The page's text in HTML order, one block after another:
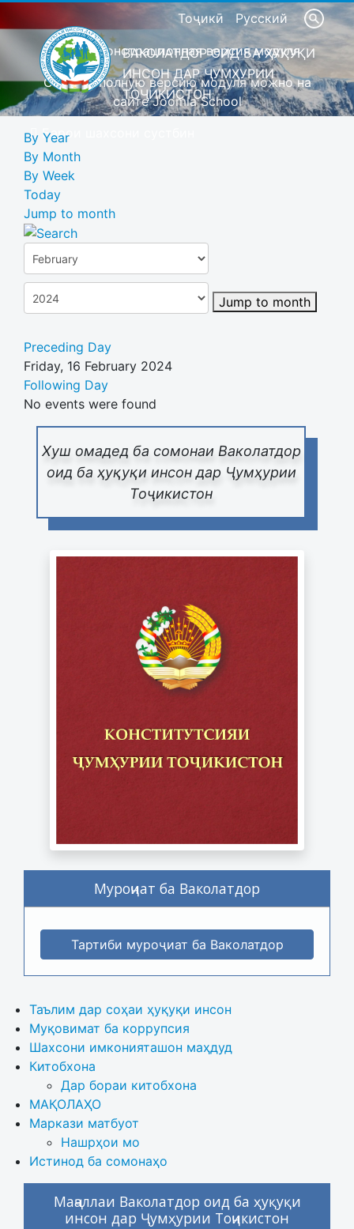
Тоҷикӣ Русский
Это демонстрационная версия модуля
Скачать полную версию модуля можно на
сайте Joomla School
Барои шахсони сустбин
ВАКОЛАТДОР ОИД БА ҲУҚУҚИ
ИНСОН ДАР ҶУМҲУРИИ
ТОҶИКИСТОН
Хуш омадед ба сомонаи Ваколатдор
оид ба ҳуқуқи инсон дар Ҷумҳурии
Тоҷикистон
Муроҷиат ба Ваколатдор
Тартиби муроҷиат ба Ваколатдор
Таълим дар соҳаи ҳуқуқи инсон
Муқовимат ба коррупсия
Шахсони имконияташон маҳдуд
Китобхона
Дар бораи китобхона
МАҚОЛАҲО
Маркази матбуот
Нашрҳои мо
Истинод ба сомонаҳо
Маҷаллаи Ваколатдор оид ба ҳуқуқи
инсон дар Ҷумҳурии Тоҷикистон
By Year
By Month
By Week
Today
Jump to month
Jump to month
Preceding Day
Friday, 16 February 2024
Following Day
No events were found